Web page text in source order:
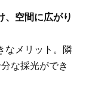
、空間に広がり
なメリット。隣
な採光ができ